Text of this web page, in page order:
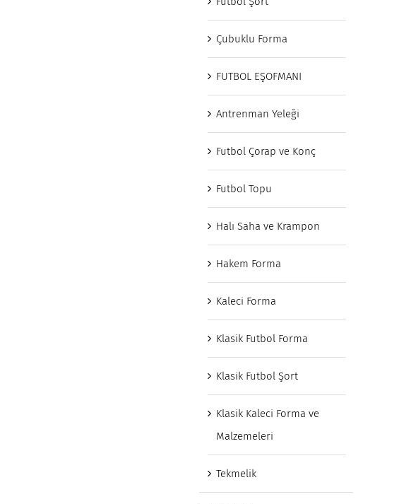
Çubuklu Forma
FUTBOL EŞOFMANI
Antrenman Yeleği
Futbol Çorap ve Konç
Futbol Topu
Halı Saha ve Krampon
Hakem Forma
Kaleci Forma
Klasik Futbol Forma
Klasik Futbol Şort
Klasik Kaleci Forma ve
Malzemeleri
Tekmelik